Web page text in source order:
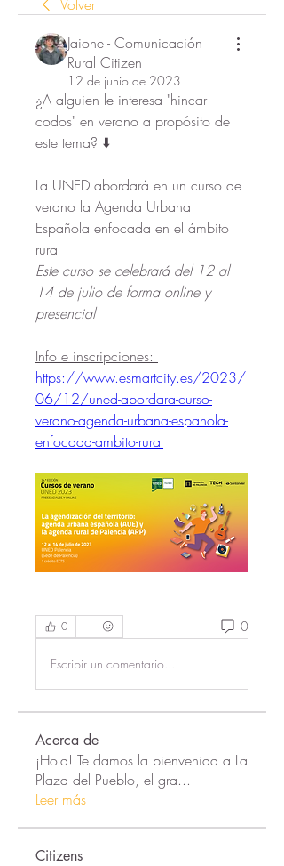
Volver
Jaione - Comunicación
Rural Citizen
12 de junio de 2023
¿A alguien le interesa "hincar
codos" en verano a propósito de
este tema? ⬇️
La UNED abordará en un curso de
verano la Agenda Urbana
Española enfocada en el ámbito
rural
Este curso se celebrará del 12 al
14 de julio de forma online y
presencial
https://www.esmartcity.es/2023/
06/12/uned-abordara-curso-
verano-agenda-urbana-espanola-
enfocada-ambito-rural
0 0
Escribir un comentario...
Acerca de
¡Hola! Te damos la bienvenida a La
Plaza del Pueblo, el gra...
Leer más
Citizens